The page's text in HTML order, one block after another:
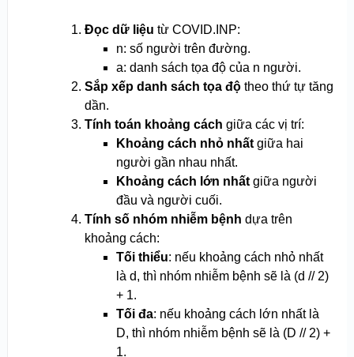
Đọc dữ liệu từ COVID.INP:
n: số người trên đường.
a: danh sách tọa độ của n người.
Sắp xếp danh sách tọa độtheo thứ tự tăng
dần.
Tính toán khoảng cách giữa các vị trí:
Khoảng cách nhỏ nhấtgiữa hai
người gần nhau nhất.
Khoảng cách lớn nhấtgiữa người
đầu và người cuối.
Tính số nhóm nhiễm bệnh dựa trên
khoảng cách:
Tối thiểu: nếu khoảng cách nhỏ nhất
là d, thì nhóm nhiễm bệnh sẽ là (d // 2)
+ 1.
Tối đa: nếu khoảng cách lớn nhất là
D, thì nhóm nhiễm bệnh sẽ là (D // 2) +
1.